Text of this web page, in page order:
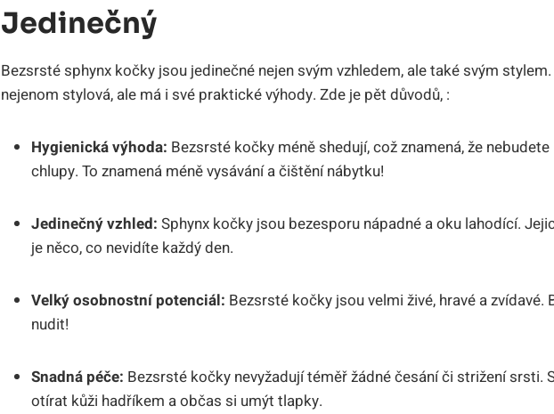
Jedinečný
Bezsrsté sphynx kočky jsou jedinečné nejen svým vzhledem, ale také svým
nejenom stylová, ale má i své praktické výhody. Zde je pět důvodů, :
Hygienická výhoda: Bezsrsté kočky méně shedují, což znamená, že
chlupy. To znamená méně vysávání a čištění nábytku!
Jedinečný vzhled: Sphynx kočky jsou bezesporu nápadné a oku lahodící.
je něco, co nevidíte každý den.
Velký osobnostní potenciál: Bezsrsté kočky jsou velmi živé, hravé a zvídavé.
nudit!
Snadná péče: Bezsrsté kočky nevyžadují téměř žádné česání či strižení srsti.
otírat kůži hadříkem a občas si umýt tlapky.